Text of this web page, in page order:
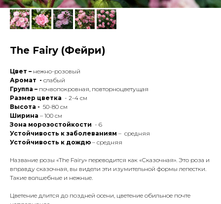
The Fairy (Фейри)
Цвет – нежно-розовый
Аромат - слабый
Группа – почвопокровная, повторноцветущая
Размер цветка - 2-4 см
Высота - 50-80 см
Ширина – 100 см
Зона морозостойкости - 6
Устойчивость к заболеваниям – средняя
Устойчивость к дождю – средняя
Название розы «The Fairy» переводится как «Сказочная». Это роза и
вправду сказочная, вы видели эти изумительной формы лепестки.
Такие волшебные и нежные.
Цветение длится до поздней осени, цветение обильное почте